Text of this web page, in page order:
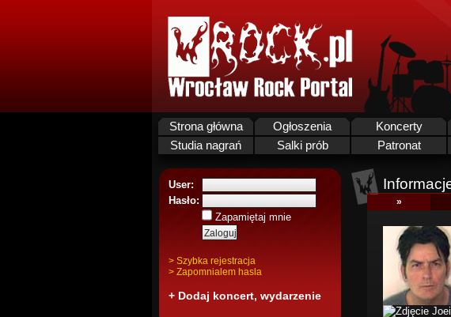
Strona główna Ogłoszenia Koncerty
Studia nagrań
Salki prób Patronat
User:
Hasło:
Zapamiętaj mnie
> Szybka rejestracja
> Zapomnialem hasla
+ Dodaj koncert, wydarzenie
»